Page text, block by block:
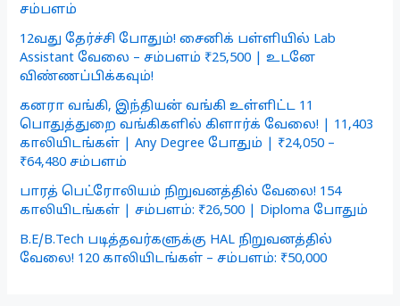
சம்பளம்
12வது தேர்ச்சி போதும்! சைனிக் பள்ளியில் Lab
Assistant வேலை – சம்பளம் ₹25,500 | உடனே
விண்ணப்பிக்கவும்!
கனரா வங்கி, இந்தியன் வங்கி உள்ளிட்ட 11
பொதுத்துறை வங்கிகளில் கிளார்க் வேலை! | 11,403
காலியிடங்கள் | Any Degree போதும் | ₹24,050 –
₹64,480 சம்பளம்
பாரத் பெட்ரோலியம் நிறுவனத்தில் வேலை! 154
காலியிடங்கள் | சம்பளம்: ₹26,500 | Diploma போதும்
B.E/B.Tech படித்தவர்களுக்கு HAL நிறுவனத்தில்
வேலை! 120 காலியிடங்கள் – சம்பளம்: ₹50,000